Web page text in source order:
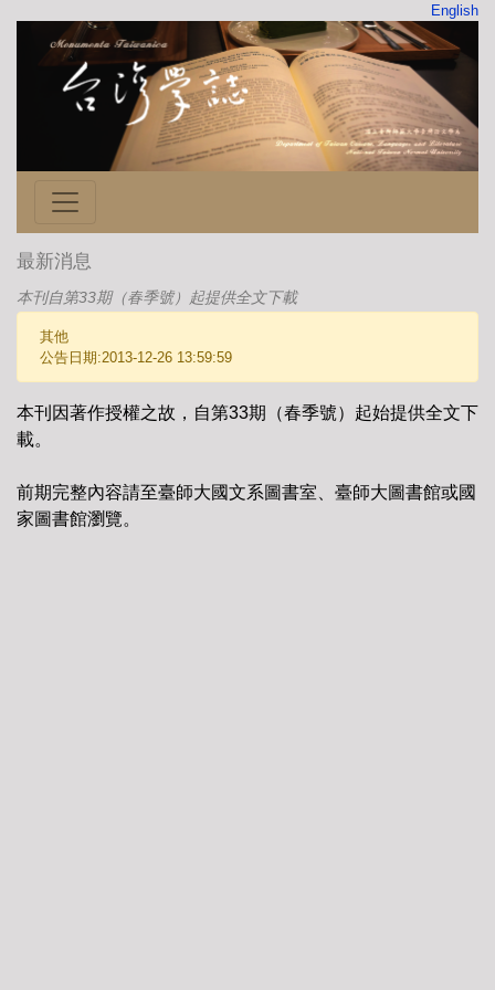
English
最新消息
本刊自第33期（春季號）起提供全文下載
其他
公告日期:2013-12-26 13:59:59
本刊因著作授權之故，自第33期（春季號）起始提供全文下
載。
前期完整內容請至臺師大國文系圖書室、臺師大圖書館或國
家圖書館瀏覽。